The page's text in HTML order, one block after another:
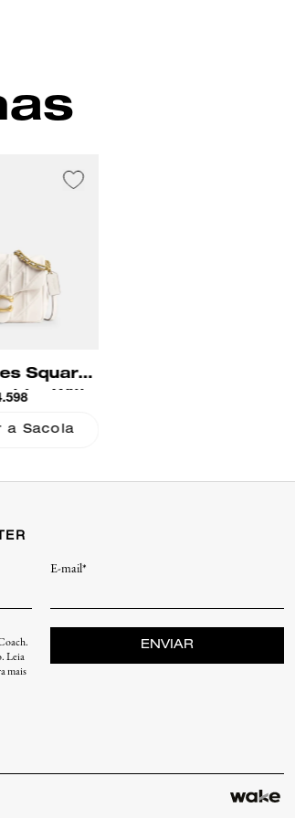
Square
With
a Sacola
E-mail*
Leia
mais
ENVIAR